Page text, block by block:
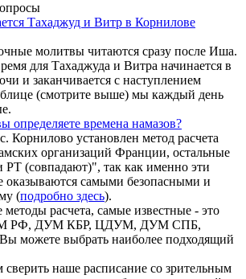
Тахаджуд и Витр в Корнилове
молитвы читаются сразу после Иша.
для Тахаджуда и Витра начинается в
и заканчивается с наступлением
(смотрите выше) мы каждый день
определяете времена намазов?
Корнилово установлен метод расчета
организаций Франции, остальные
(совпадают)", так как именно эти
оказываются самыми безопасными и
(подробно здесь).
расчета, самые известные - это
РФ, ДУМ КБР, ЦДУМ, ДУМ СПБ,
выбрать наиболее подходящий
сверить наше расписание со зрительным